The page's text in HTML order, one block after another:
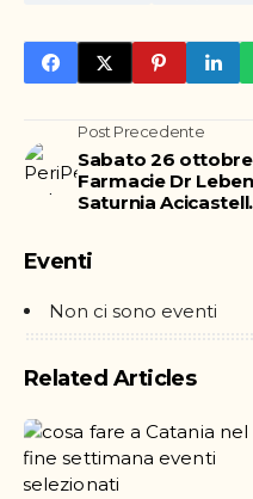
Post Precedente
Sabato 26 ottobre
Farmacie Dr Leben
Saturnia
Eventi
Non ci sono eventi
Related Articles